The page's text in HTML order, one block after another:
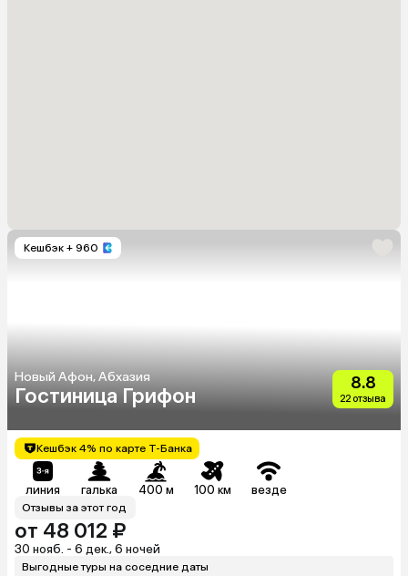
Кешбэк + 960
Новый Афон, Абхазия
Гостиница Грифон
8.8
22 отзыва
Кешбэк 4% по карте Т-Банка
линия галька 400 м 100 км везде
Отзывы за этот год
от 48 012 ₽
30 нояб. - 6 дек., 6 ночей
Выгодные туры на соседние даты